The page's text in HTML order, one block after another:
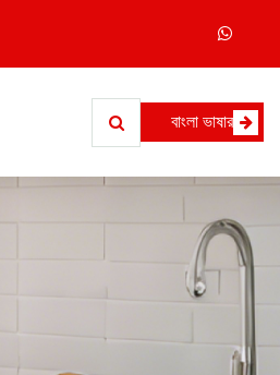
বাংলা ভাষার